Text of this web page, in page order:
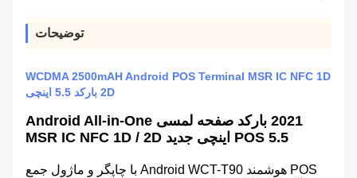
توضیحات
WCDMA 2500mAH Android POS Terminal MSR IC NFC 1D
2D بارکد 5.5 اینچی
2021 بارکد صفحه لمسی Android All-in-One
POS 5.5 اینچی جدید MSR IC NFC 1D / 2D
POS هوشمند Android WCT-T90 با چاپگر و ماژول جمع